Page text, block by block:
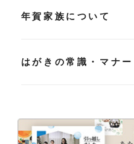
年賀家族について
はがきの常識・マナー